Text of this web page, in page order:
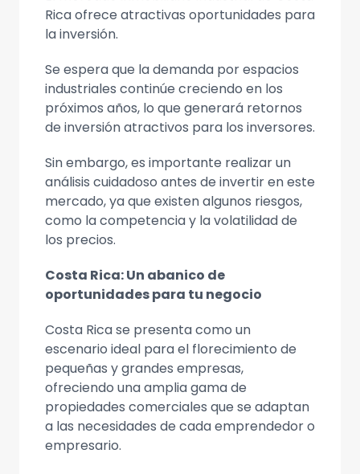
Rica ofrece atractivas oportunidades para
la inversión.
Se espera que la demanda por espacios
industriales continúe creciendo en los
próximos años, lo que generará retornos
de inversión atractivos para los inversores.
Sin embargo, es importante realizar un
análisis cuidadoso antes de invertir en este
mercado, ya que existen algunos riesgos,
como la competencia y la volatilidad de
los precios.
Costa Rica: Un abanico de
oportunidades para tu negocio
Costa Rica se presenta como un
escenario ideal para el florecimiento de
pequeñas y grandes empresas,
ofreciendo una amplia gama de
propiedades comerciales que se adaptan
a las necesidades de cada emprendedor o
empresario.